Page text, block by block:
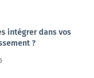
intégrer dans vos
?